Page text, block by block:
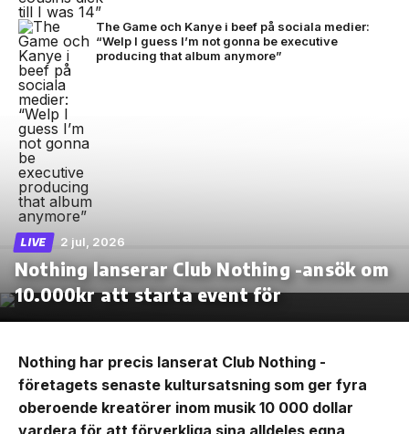
The Game och Kanye i beef på sociala medier:
“Welp I guess I’m not gonna be executive
producing that album anymore”
LIVE 2 jul, 2026
Nothing lanserar Club Nothing -ansök om
10.000kr att starta event för
Nothing har precis lanserat Club Nothing -
företagets senaste kultursatsning som ger fyra
oberoende kreatörer inom musik 10 000 dollar
vardera för att förverkliga sina alldeles egna